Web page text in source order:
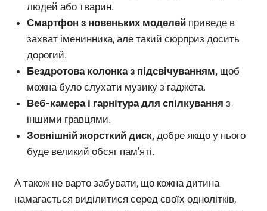
людей або тварин.
Смартфон з новеньких моделей приведе в
захват іменинника, але такий сюрприз досить
дорогий.
Бездротова колонка з підсвічуванням, щоб
можна було слухати музику з гаджета.
Веб-камера і гарнітура для спілкування з
іншими гравцями.
Зовнішній жорсткий диск, добре якщо у нього
буде великий обсяг пам’яті.
А також не варто забувати, що кожна дитина
намагається виділитися серед своїх однолітків,